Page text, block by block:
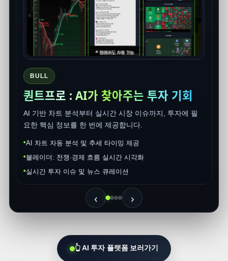
계한 예측 보조 모델입니다.
상승 흐름과 하락 흐름을 빠르게 구분
진입을 고민할 구간인지 판단에 도움
초보자도 차트 흐름을 쉽게 이해 가능
‹ ›
👆 AI 투자 플랫폼 보러가기